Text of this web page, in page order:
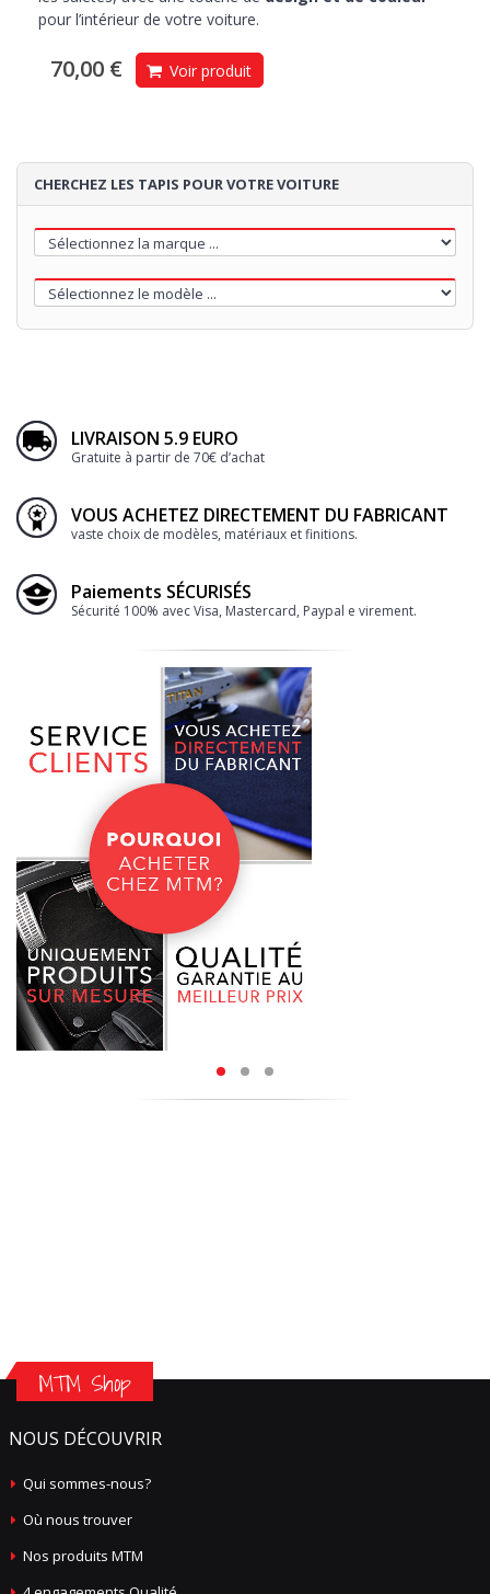
pour l’intérieur de votre voiture.
70,00 € Voir produit
CHERCHEZ LES TAPIS POUR VOTRE VOITURE
LIVRAISON 5.9 EURO
Gratuite à partir de 70€ d’achat
VOUS ACHETEZ DIRECTEMENT DU FABRICANT
vaste choix de modèles, matériaux et finitions.
Paiements SÉCURISÉS
Sécurité 100% avec Visa, Mastercard, Paypal e virement.
MTM Shop
NOUS DÉCOUVRIR
Qui sommes-nous?
Où nous trouver
Nos produits MTM